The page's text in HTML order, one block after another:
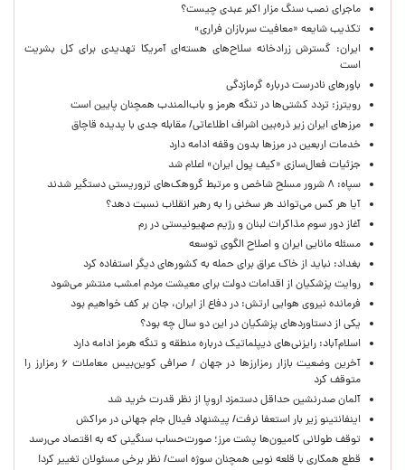
ماجرای نصب سنگ مزار اکبر عبدی چیست؟
تکذیب شایعه «معافیت سربازان فراری»
ایران: گسترش زرادخانه سلاح‌های هسته‌ای آمریکا تهدیدی برای کل بشریت
است
باورهای نادرست درباره گرمازدگی
رویترز: تردد کشتی‌ها در تنگه هرمز و باب‌المندب همچنان پایین است
مرزهای ایران زیر ذره‌بین اشراف اطلاعاتی/ مقابله جدی با پدیده قاچاق
خدمات اربعین در مرزها بدون وقفه ادامه دارد
جزئیات فعال‌سازی «کیف پول ایران» اعلام شد
سپاه: ۸ شرور مسلح شاخص و مرتبط گروهک‌های تروریستی دستگیر شدند
آیا هر کس می‌تواند هر سخنی را به رهبر انقلاب نسبت دهد؟
آغاز دور سوم مذاکرات لبنان و رژیم صهیونیستی در رم
مسئله مانایی ایران و اصلاح الگوی توسعه
بغداد: نباید از خاک عراق برای حمله به کشورهای دیگر استفاده کرد
روایت پزشکیان از اقدامات دولت برای معیشت مردم امشب منتشر می‌شود
فرمانده نیروی هوایی ارتش: در دفاع از ایران، جان بر کف خواهیم بود
یکی از دستاوردهای پزشکیان در این دو سال چه بود؟
اسلام‌آباد: رایزنی‌های دیپلماتیک درباره منطقه و تنگه هرمز ادامه دارد
آخرین وضعیت بازار رمزارزها در جهان / صرافی کوین‌بیس معاملات ۶ رمزارز را
متوقف کرد
آلمان صدرنشین حداقل دستمزد اروپا از نظر قدرت خرید شد
اینفانتینو زیر بار استعفا نرفت/ پیشنهاد فینال جام جهانی در مراکش
توقف طولانی کامیون‌ها پشت مرز؛ صورت‌حساب سنگینی که به اقتصاد می‌رسد
قطع همکاری با قلعه نویی همچنان سوژه است/ نظر برخی مسئولان تغییر کرد!